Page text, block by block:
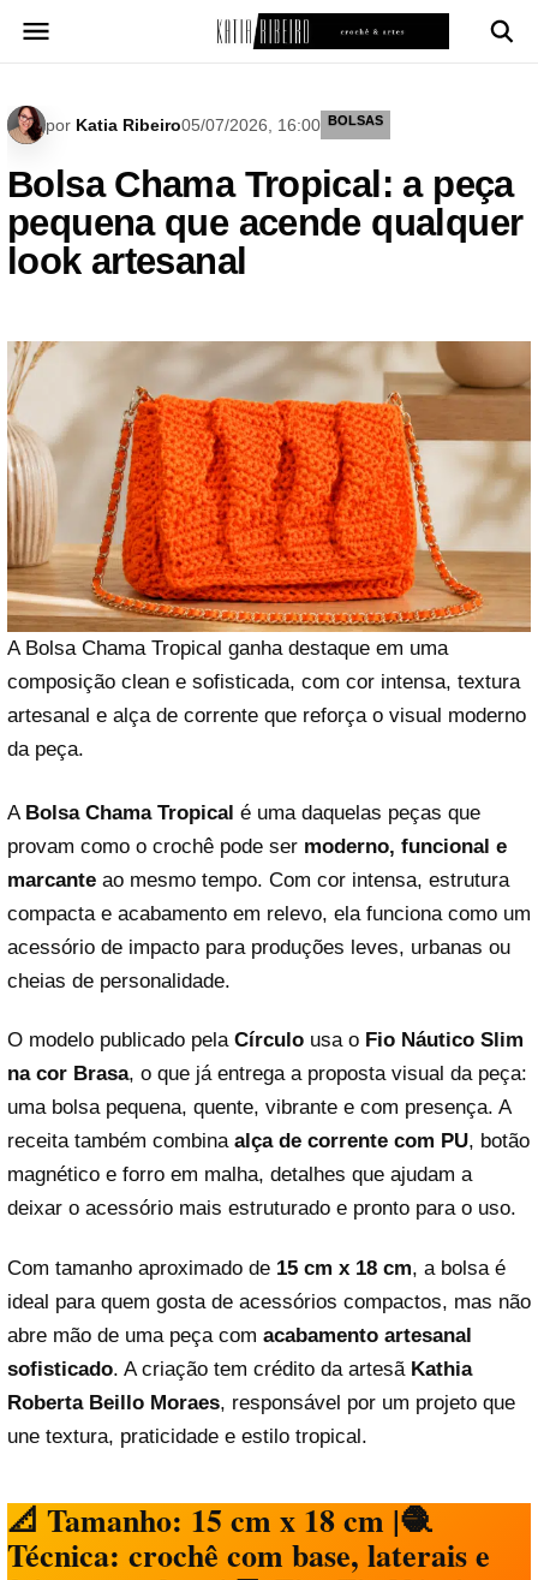
para
por Katia Ribeiro05/07/2026, 16:00 BOLSAS
Bolsa Chama Tropical: a peça
pequena que acende qualquer
look artesanal
A Bolsa Chama Tropical ganha destaque em uma
composição clean e sofisticada, com cor intensa, textura
artesanal e alça de corrente que reforça o visual moderno
da peça.
A Bolsa Chama Tropical é uma daquelas peças que
provam como o crochê pode ser moderno, funcional e
marcante ao mesmo tempo. Com cor intensa, estrutura
compacta e acabamento em relevo, ela funciona como um
acessório de impacto para produções leves, urbanas ou
cheias de personalidade.
O modelo publicado pela Círculo usa o Fio Náutico Slim
na cor Brasa, o que já entrega a proposta visual da peça:
uma bolsa pequena, quente, vibrante e com presença. A
receita também combina alça de corrente com PU, botão
magnético e forro em malha, detalhes que ajudam a
deixar o acessório mais estruturado e pronto para o uso.
Com tamanho aproximado de 15 cm x 18 cm, a bolsa é
ideal para quem gosta de acessórios compactos, mas não
abre mão de uma peça com acabamento artesanal
sofisticado. A criação tem crédito da artesã Kathia
Roberta Beillo Moraes, responsável por um projeto que
une textura, praticidade e estilo tropical.
📐 Tamanho: 15 cm x 18 cm |🧶
Técnica: crochê com base, laterais e